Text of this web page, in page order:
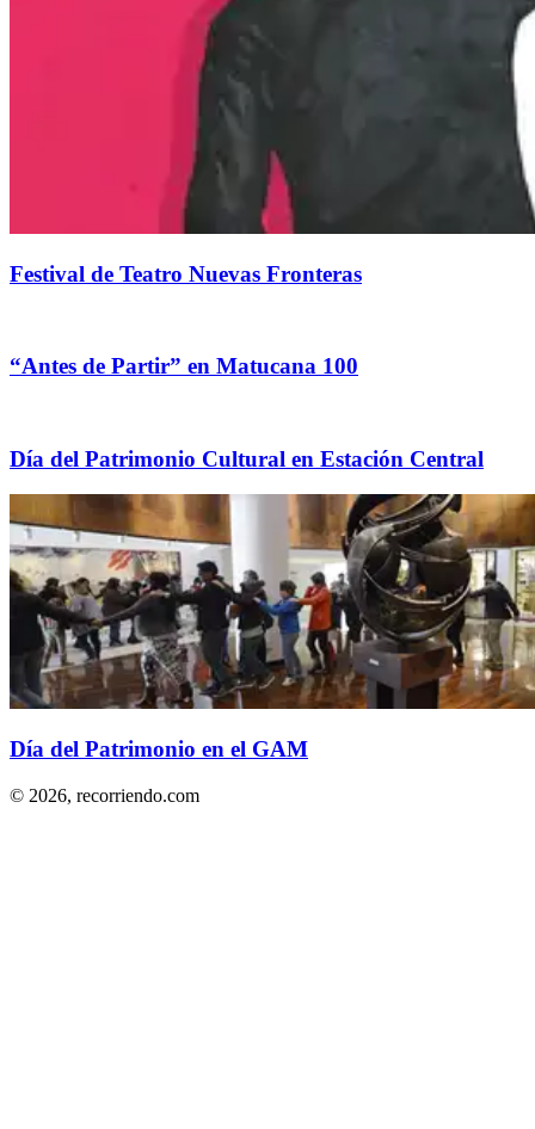
Festival de Teatro Nuevas Fronteras
“Antes de Partir” en Matucana 100
Día del Patrimonio Cultural en Estación Central
Día del Patrimonio en el GAM
© 2026, recorriendo.com